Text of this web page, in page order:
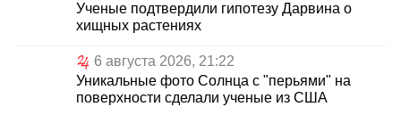
Ученые подтвердили гипотезу Дарвина о
хищных растениях
6 августа 2026, 21:22
Уникальные фото Солнца с "перьями" на
поверхности сделали ученые из США